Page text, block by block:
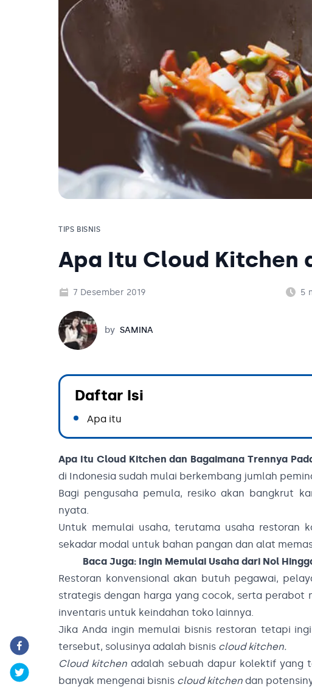
TIPS BISNIS
Apa Itu Cloud Kitchen
7 Desember 2019 5
Samina
by SAMINA
Daftar Isi
Apa itu
Apa Itu Cloud Kitchen dan Bagaimana Trennya
di Indonesia sudah mulai berkembang jumlah
Bagi pengusaha pemula, resiko akan bangkrut
nyata.
Untuk memulai usaha, terutama usaha restoran
sekadar modal untuk bahan pangan dan alat
Baca Juga: Ingin Memulai Usaha dari Nol
Restoran konvensional akan butuh pegawai,
strategis dengan harga yang cocok, serta perabot
inventaris untuk keindahan toko lainnya.
Jika Anda ingin memulai bisnis restoran tetapi
tersebut, solusinya adalah bisnis cloud kitchen.
Cloud kitchen adalah sebuah dapur kolektif yang
banyak mengenai bisnis cloud kitchen dan